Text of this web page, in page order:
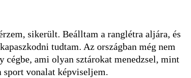
sikerült. Beálltam a ranglétra aljára, és
tudtam. Az országban még nem
cégbe, ami olyan sztárokat menedzsel, mint
sport vonalat képviseljem.